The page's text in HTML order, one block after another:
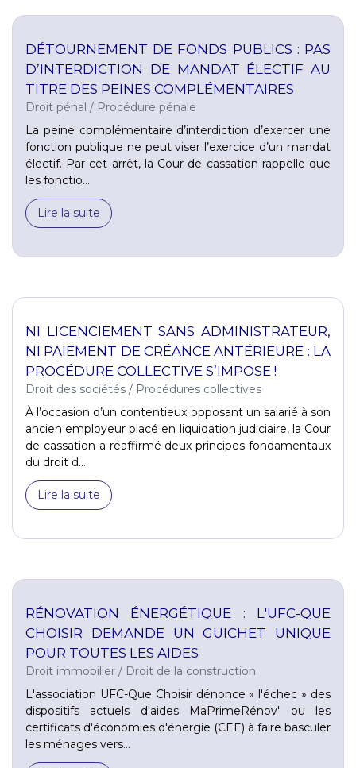
DÉTOURNEMENT DE FONDS PUBLICS : PAS
D’INTERDICTION DE MANDAT ÉLECTIF AU
TITRE DES PEINES COMPLÉMENTAIRES
Droit pénal / Procédure pénale
La peine complémentaire d’interdiction d’exercer une
fonction publique ne peut viser l’exercice d’un mandat
électif. Par cet arrêt, la Cour de cassation rappelle que
les fonctio...
Lire la suite
NI LICENCIEMENT SANS ADMINISTRATEUR,
NI PAIEMENT DE CRÉANCE ANTÉRIEURE : LA
PROCÉDURE COLLECTIVE S’IMPOSE !
Droit des sociétés / Procédures collectives
À l’occasion d’un contentieux opposant un salarié à son
ancien employeur placé en liquidation judiciaire, la Cour
de cassation a réaffirmé deux principes fondamentaux
du droit d...
Lire la suite
RÉNOVATION ÉNERGÉTIQUE : L'UFC-QUE
CHOISIR DEMANDE UN GUICHET UNIQUE
POUR TOUTES LES AIDES
Droit immobilier / Droit de la construction
L'association UFC-Que Choisir dénonce « l'échec » des
dispositifs actuels d'aides MaPrimeRénov' ou les
certificats d'économies d'énergie (CEE) à faire basculer
les ménages vers...